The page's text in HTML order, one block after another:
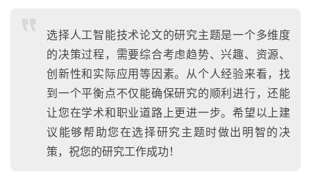
选择人工智能技术论文的研究主题是一个多维度
的决策过程，需要综合考虑趋势、兴趣、资源、
创新性和实际应用等因素。从个人经验来看，找
到一个平衡点不仅能确保研究的顺利进行，还能
让您在学术和职业道路上更进一步。希望以上建
议能够帮助您在选择研究主题时做出明智的决
策，祝您的研究工作成功！